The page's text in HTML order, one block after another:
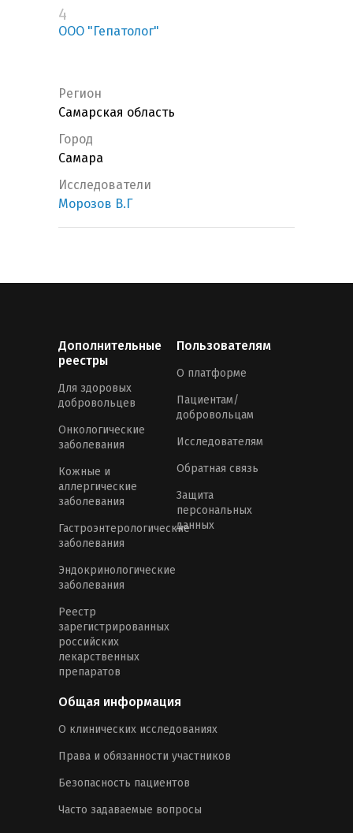
4
ООО "Гепатолог"
Регион
Самарская область
Город
Самара
Исследователи
Морозов В.Г
Дополнительные
реестры
Для здоровых
добровольцев
Онкологические
заболевания
Кожные и
аллергические
заболевания
Гастроэнтерологические
заболевания
Эндокринологические
заболевания
Реестр
зарегистрированных
российских
лекарственных
препаратов
Пользователям
О платформе
Пациентам/
добровольцам
Исследователям
Обратная связь
Защита
персональных
данных
Общая информация
О клинических исследованиях
Права и обязанности участников
Безопасность пациентов
Часто задаваемые вопросы